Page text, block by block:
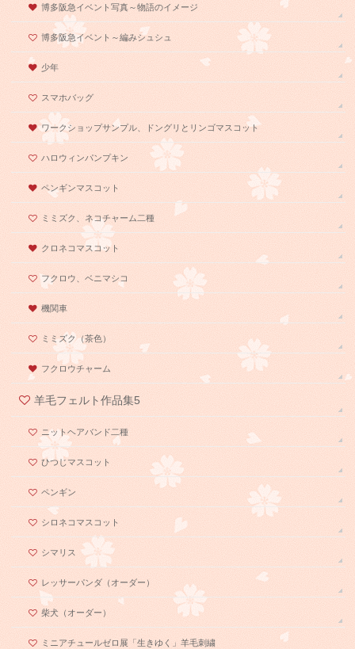
博多阪急イベント写真～物語のイメージ
博多阪急イベント～編みシュシュ
少年
スマホバッグ
ワークショップサンプル、ドングリとリンゴマスコット
ハロウィンパンプキン
ペンギンマスコット
ミミズク、ネコチャーム二種
クロネコマスコット
フクロウ、ベニマシコ
機関車
ミミズク（茶色）
フクロウチャーム
羊毛フェルト作品集5
ニットヘアバンド二種
ひつじマスコット
ペンギン
シロネコマスコット
シマリス
レッサーパンダ（オーダー）
柴犬（オーダー）
ミニアチュールゼロ展「生きゆく」羊毛刺繍